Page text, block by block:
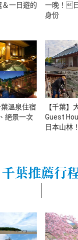
一日遊的
一晚！
身份
溫泉住宿
絕景一次
【千葉】
Guest
日本山林！
千葉推薦行